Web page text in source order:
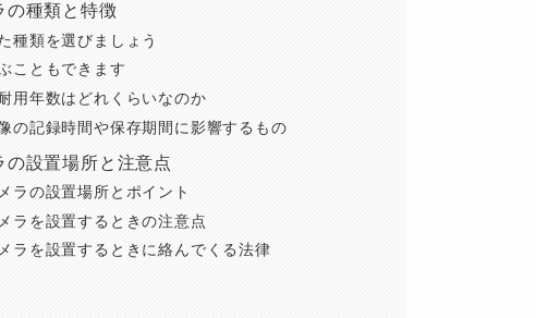
の種類と特徴
種類を選びましょう
こともできます
用年数はどれくらいなのか
の記録時間や保存期間に影響するもの
の設置場所と注意点
ラの設置場所とポイント
ラを設置するときの注意点
ラを設置するときに絡んでくる法律